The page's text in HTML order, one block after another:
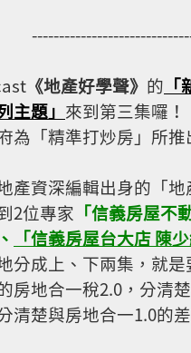
《地產好學聲》 的
主題」 來到第三集囉
為「精準打炒房」所
產資深編輯出身的「地
2位專家 「信義房屋不
「信義房屋台大店 陳
分成上、下兩集，就
房地合一稅2.0，分清
清楚與房地合一1.0的